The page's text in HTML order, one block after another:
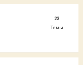
23
Темы